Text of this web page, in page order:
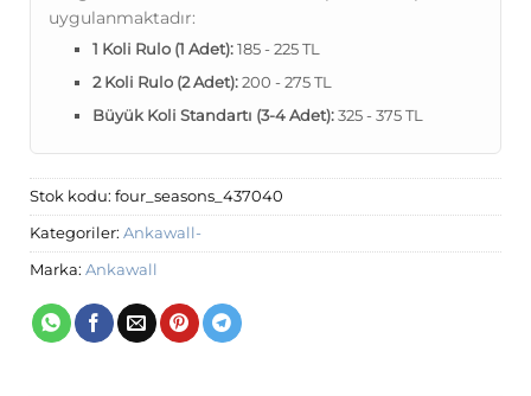
uygulanmaktadır:
1 Koli Rulo (1 Adet):185 - 225 TL
2 Koli Rulo (2 Adet):200 - 275 TL
Büyük Koli Standartı (3-4 Adet):325 - 375 TL
Stok kodu: four_seasons_437040
Kategoriler: Ankawall-
Marka: Ankawall